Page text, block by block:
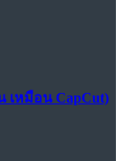
เหมือน CapCut)